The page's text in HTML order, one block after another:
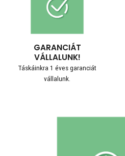
GARANCIÁT
VÁLLALUNK!
Táskáinkra 1 éves garanciát
vállalunk.